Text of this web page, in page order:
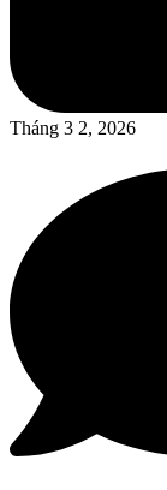
Tháng 3 2, 2026